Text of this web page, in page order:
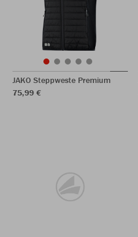
JAKO Steppweste Premium
75,99 €